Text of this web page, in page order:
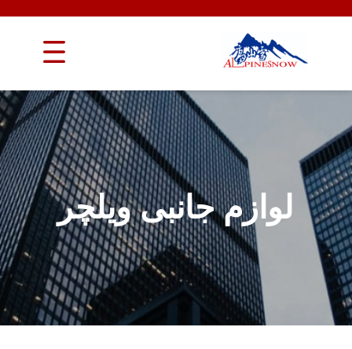
لوازم جانبی ویلچر